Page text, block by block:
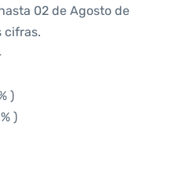
02 de Agosto de
cifras.
)
)